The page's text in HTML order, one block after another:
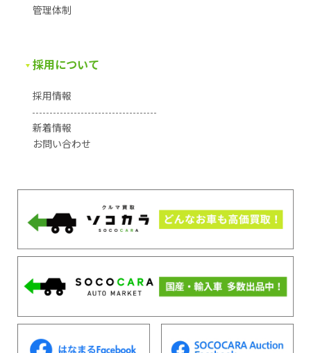
管理体制
採用について
採用情報
新着情報
お問い合わせ